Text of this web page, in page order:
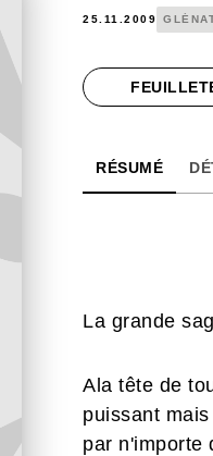
25.11.2009
RÉSUMÉ
La grande
Ala tête de
puissant
par n'importe